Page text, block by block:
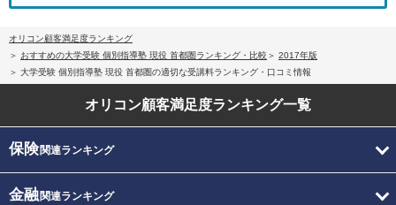
オリコン顧客満足度ランキング
おすすめの大学受験 個別指導塾 現役 首都圏ランキング・比較
2017年版
大学受験 個別指導塾 現役 首都圏の適切な受講料ランキング・口コミ情報
オリコン顧客満足度ランキング一覧
保険関連ランキング
金融関連ランキング